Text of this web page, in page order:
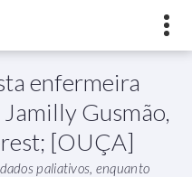
(77) 3421-3710,
(77) 3424-1001
da Conquista - Bahia
enfermeira
Gusmão,
[OUÇA]
paliativos, enquanto